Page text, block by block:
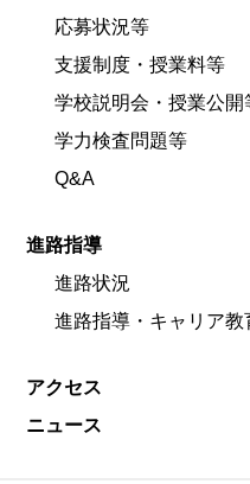
応募状況等
支援制度・授業料等
学校説明会・授業公開
学力検査問題等
Q&A
進路指導
進路状況
進路指導・キャリア教
アクセス
ニュース